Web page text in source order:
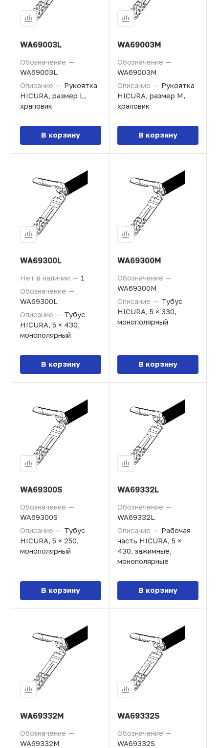
WA69003L
Обозначение —
WA69003L
Описание — Рукоятка
HICURA, размер L,
храповик
В корзину
WA69003M
Обозначение —
WA69003M
Описание — Рукоятка
HICURA, размер M,
храповик
В корзину
WA69300L
Нет в наличии — 1
Обозначение —
WA69300L
Описание — Тубус
HICURA, 5 × 430,
монополярный
В корзину
WA69300M
Обозначение —
WA69300M
Описание — Тубус
HICURA, 5 × 330,
монополярный
В корзину
WA69300S
Обозначение —
WA69300S
Описание — Тубус
HICURA, 5 × 250,
монополярный
В корзину
WA69332L
Обозначение —
WA69332L
Описание — Рабочая
часть HICURA, 5 ×
430, зажимные,
монополярные
В корзину
WA69332M
Обозначение —
WA69332M
WA69332S
Обозначение —
WA69332S